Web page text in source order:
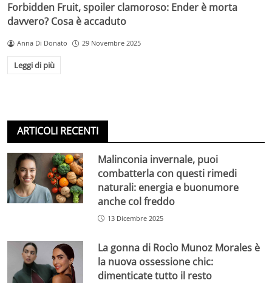
Forbidden Fruit, spoiler clamoroso: Ender è morta
davvero? Cosa è accaduto
Anna Di Donato 29 Novembre 2025
Leggi di più
ARTICOLI RECENTI
Malinconia invernale, puoi
combatterla con questi rimedi
naturali: energia e buonumore
anche col freddo
13 Dicembre 2025
La gonna di Rocìo Munoz Morales è
la nuova ossessione chic:
dimenticate tutto il resto